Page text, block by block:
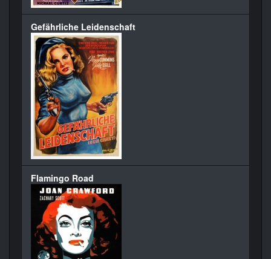
Gefährliche Leidenschaft
Flamingo Road